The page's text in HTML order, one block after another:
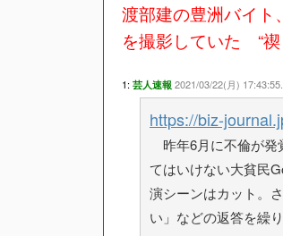
渡部建の豊洲バイ
を撮影していた “禊
1: 芸人速報 2021/03/22(月)
https://biz-
昨年6月に不倫が発
てはいけない大貧民
演シーンはカット。
い」などの返答を繰